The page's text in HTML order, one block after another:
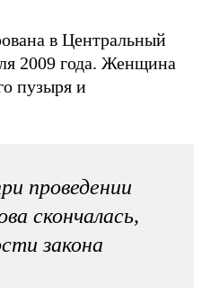
в Центральный
2009 года. Женщина
пузыря и
проведении
скончалась,
закона